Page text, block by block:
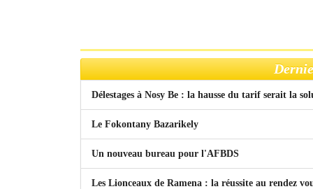
Délestages à Nosy Be : la hausse du tarif serait la
Le Fokontany Bazarikely
Un nouveau bureau pour l'AFBDS
Les Lionceaux de Ramena : la réussite au rendez